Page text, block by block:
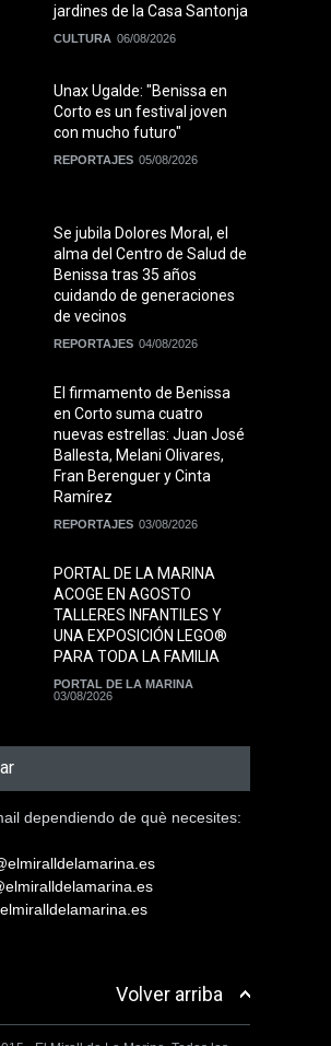
jardines de la Casa Santonja
CULTURA 06/08/2026
Unax Ugalde: "Benissa en
Corto es un festival joven
con mucho futuro"
REPORTAJES 05/08/2026
Se jubila Dolores Moral, el
alma del Centro de Salud de
Benissa tras 35 años
cuidando de generaciones
de vecinos
REPORTAJES 04/08/2026
El firmamento de Benissa
en Corto suma cuatro
nuevas estrellas: Juan José
Ballesta, Melani Olivares,
Fran Berenguer y Cinta
Ramírez
REPORTAJES 03/08/2026
PORTAL DE LA MARINA
ACOGE EN AGOSTO
TALLERES INFANTILES Y
UNA EXPOSICIÓN LEGO®
PARA TODA LA FAMILIA
PORTAL DE LA MARINA
03/08/2026
dependiendo de què necesites:
Volver arriba